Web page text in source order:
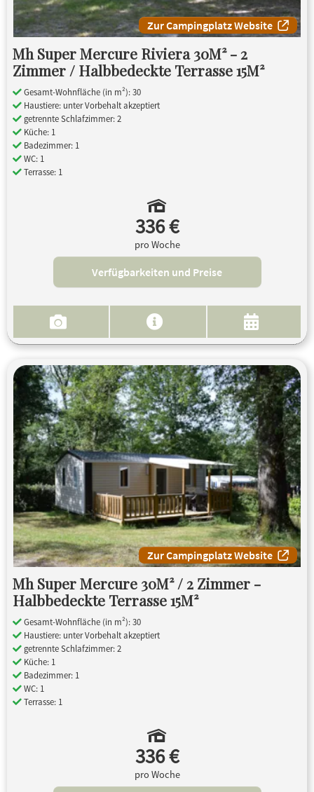
Zur Campingplatz Website
Mh Super Mercure Riviera 30M² - 2
Zimmer / Halbbedeckte Terrasse 15M²
Gesamt-Wohnfläche (in m²): 30
Haustiere: unter Vorbehalt akzeptiert
getrennte Schlafzimmer: 2
Küche: 1
Badezimmer: 1
WC: 1
Terrasse: 1
336 €
pro Woche
Verfügbarkeiten und Preise
Zur Campingplatz Website
Mh Super Mercure 30M² / 2 Zimmer -
Halbbedeckte Terrasse 15M²
Gesamt-Wohnfläche (in m²): 30
Haustiere: unter Vorbehalt akzeptiert
getrennte Schlafzimmer: 2
Küche: 1
Badezimmer: 1
WC: 1
Terrasse: 1
336 €
pro Woche